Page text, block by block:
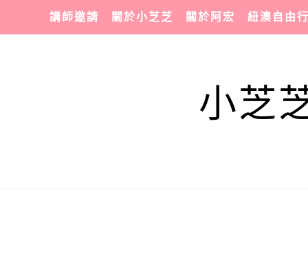
講師邀請 關於小芝芝 關於阿宏 紐澳自由行
小芝